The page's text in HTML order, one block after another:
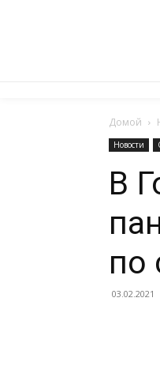
Домой
Новости
В
по
03.02.2021